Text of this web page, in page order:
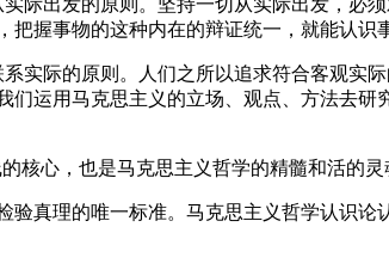
际出发的原则。坚持一切从实际出发，必
把握事物的这种内在的辩证统一，就能认
实际的原则。人们之所以追求符合客观实
们运用马克思主义的立场、观点、方法去
核心，也是马克思主义哲学的精髓和活的
验真理的唯一标准。马克思主义哲学认识